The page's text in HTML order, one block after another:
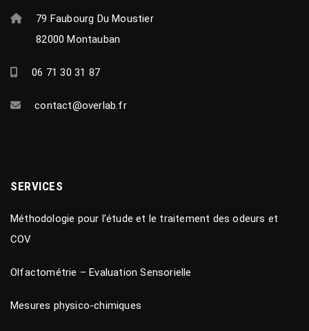
79 Faubourg Du Moustier
82000 Montauban
06 71 30 31 87
contact@overlab.fr
SERVICES
Méthodologie pour l’étude et le traitement des odeurs et
COV
Olfactométrie – Evaluation Sensorielle
Mesures physico-chimiques